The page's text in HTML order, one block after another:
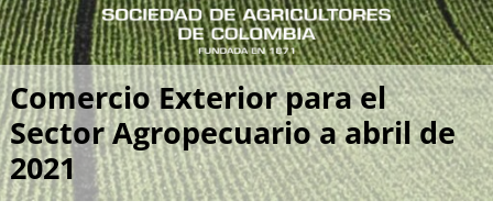
Comercio Exterior para el
Sector Agropecuario a abril de
2021